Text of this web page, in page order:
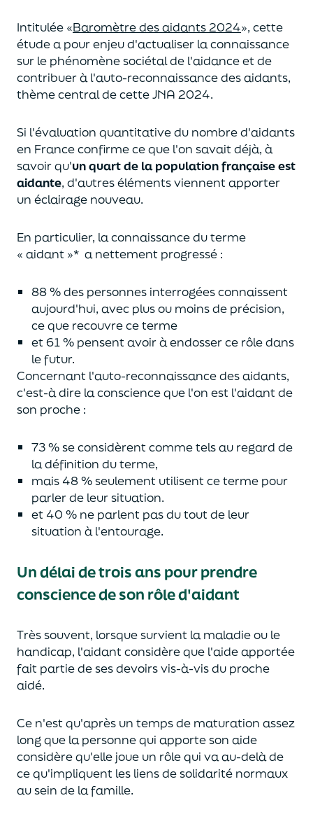
Intitulée «Baromètre des aidants 2024», cette
étude a pour enjeu d'actualiser la connaissance
sur le phénomène sociétal de l'aidance et de
contribuer à l'auto-reconnaissance des aidants,
thème central de cette JNA 2024.
Si l'évaluation quantitative du nombre d'aidants
en France confirme ce que l'on savait déjà, à
savoir qu'un quart de la population française est
aidante, d'autres éléments viennent apporter
un éclairage nouveau.
En particulier, la connaissance du terme
« aidant »* a nettement progressé :
88 % des personnes interrogées connaissent
aujourd'hui, avec plus ou moins de précision,
ce que recouvre ce terme
et 61 % pensent avoir à endosser ce rôle dans
le futur.
Concernant l'auto-reconnaissance des aidants,
c'est-à dire la conscience que l'on est l'aidant de
son proche :
73 % se considèrent comme tels au regard de
la définition du terme,
mais 48 % seulement utilisent ce terme pour
parler de leur situation.
et 40 % ne parlent pas du tout de leur
situation à l'entourage.
Un délai de trois ans pour prendre
conscience de son rôle d'aidant
Très souvent, lorsque survient la maladie ou le
handicap, l'aidant considère que l'aide apportée
fait partie de ses devoirs vis-à-vis du proche
aidé.
Ce n'est qu'après un temps de maturation assez
long que la personne qui apporte son aide
considère qu'elle joue un rôle qui va au-delà de
ce qu'impliquent les liens de solidarité normaux
au sein de la famille.